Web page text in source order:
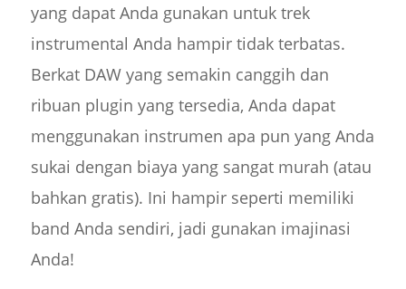
yang dapat Anda gunakan untuk trek
instrumental Anda hampir tidak terbatas.
Berkat DAW yang semakin canggih dan
ribuan plugin yang tersedia, Anda dapat
menggunakan instrumen apa pun yang Anda
sukai dengan biaya yang sangat murah (atau
bahkan gratis). Ini hampir seperti memiliki
band Anda sendiri, jadi gunakan imajinasi
Anda!